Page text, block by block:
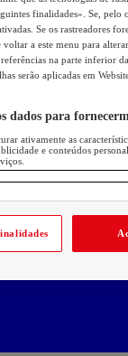
finalidades». Se,
Se os rastreadores
a este menu para
na parte inferior
serão aplicadas em
dados para
ativamente as
e conteúdos